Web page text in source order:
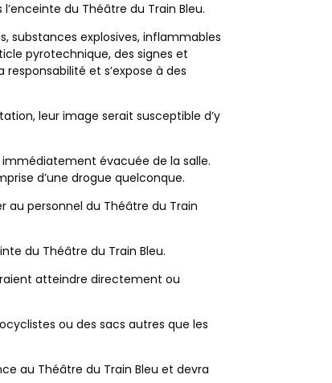
du Théâtre du Train Bleu.
substances explosives, inflammables
pyrotechnique, des signes et
et s’expose à des
leur image serait susceptible d’y
évacuée de la salle.
d’une drogue quelconque.
au personnel du Théâtre du Train
du Théâtre du Train Bleu.
atteindre directement ou
ou des sacs autres que les
au Théâtre du Train Bleu et devra